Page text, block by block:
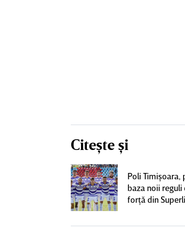
Citește și
Poli Timişoara,
baza noii
forţă din